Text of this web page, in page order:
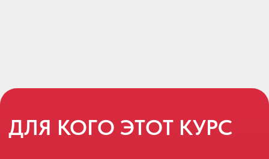
ИТ-специалисты, которые хотят
ИТ-среда и люди внутри неё.
Если вам важно общение, обсуждение